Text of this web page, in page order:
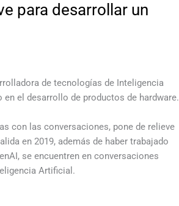
para desarrollar un
de tecnologías de Inteligencia
el desarrollo de productos de hardware.
con las conversaciones, pone de relieve
en 2019, además de haber trabajado
se encuentren en conversaciones
Artificial.